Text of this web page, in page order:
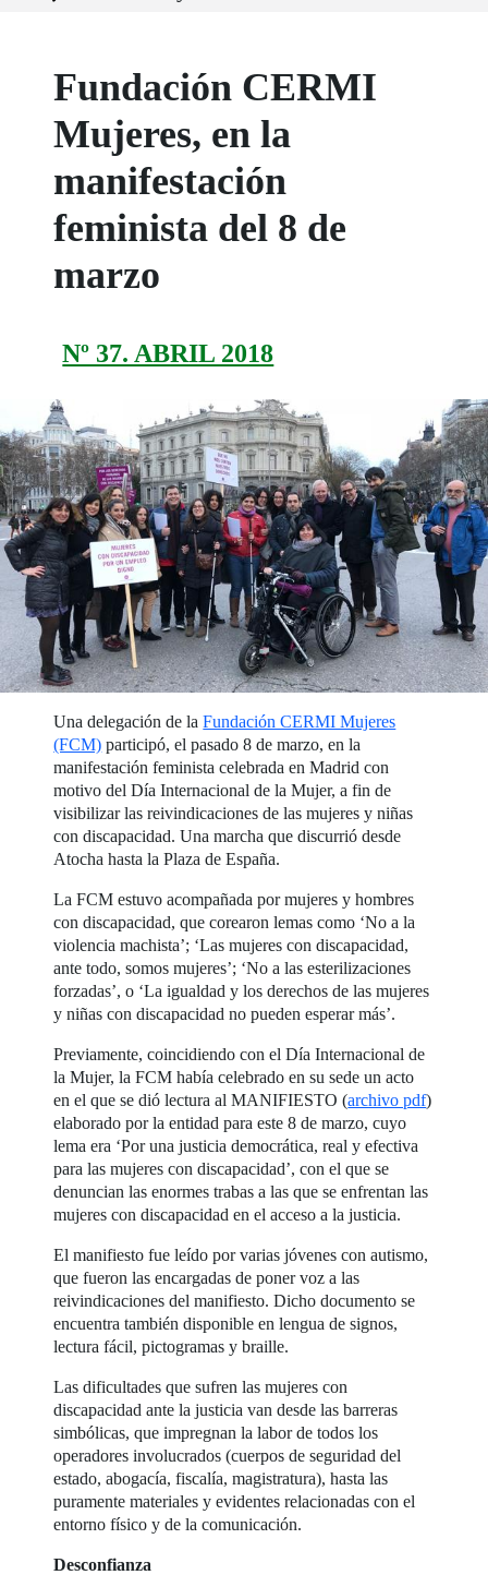
Fundación CERMI
Mujeres, en la
manifestación
feminista del 8 de
marzo
Nº 37. ABRIL 2018
Una delegación de laFundación CERMI Mujeres
(FCM) participó, el pasado 8 de marzo, en la
manifestación feminista celebrada en Madrid con
motivo del Día Internacional de la Mujer, a fin de
visibilizar las reivindicaciones de las mujeres y niñas
con discapacidad. Una marcha que discurrió desde
Atocha hasta la Plaza de España.
La FCM estuvo acompañada por mujeres y hombres
con discapacidad, que corearon lemas como ‘No a la
violencia machista’; ‘Las mujeres con discapacidad,
ante todo, somos mujeres’; ‘No a las esterilizaciones
forzadas’, o ‘La igualdad y los derechos de las mujeres
y niñas con discapacidad no pueden esperar más’.
Previamente, coincidiendo con el Día Internacional de
la Mujer, la FCM había celebrado en su sede un acto
en el que se dió lectura al MANIFIESTO (archivo pdf)
elaborado por la entidad para este 8 de marzo, cuyo
lema era ‘Por una justicia democrática, real y efectiva
para las mujeres con discapacidad’, con el que se
denuncian las enormes trabas a las que se enfrentan las
mujeres con discapacidad en el acceso a la justicia.
El manifiesto fue leído por varias jóvenes con autismo,
que fueron las encargadas de poner voz a las
reivindicaciones del manifiesto. Dicho documento se
encuentra también disponible en lengua de signos,
lectura fácil, pictogramas y braille.
Las dificultades que sufren las mujeres con
discapacidad ante la justicia van desde las barreras
simbólicas, que impregnan la labor de todos los
operadores involucrados (cuerpos de seguridad del
estado, abogacía, fiscalía, magistratura), hasta las
puramente materiales y evidentes relacionadas con el
entorno físico y de la comunicación.
Desconfianza